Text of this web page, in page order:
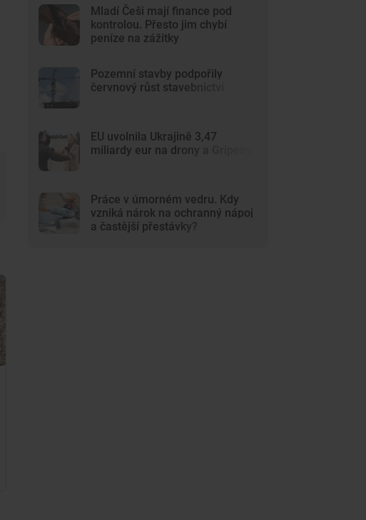
Mladí Češi mají finance pod
kontrolou. Přesto jim chybí
peníze na zážitky
Pozemní stavby podpořily
červnový růst stavebnictví
EU uvolnila Ukrajině 3,47
miliardy eur na drony a Gripeny
Práce v úmorném vedru. Kdy
vzniká nárok na ochranný nápoj
a častější přestávky?